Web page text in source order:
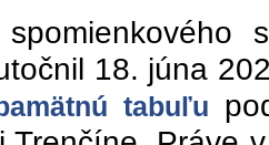
18. júna
tabuľu